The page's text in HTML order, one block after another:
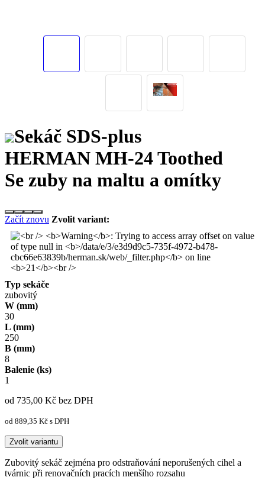
Sekáč SDS-plus
HERMAN MH-24 Toothed
Se zuby na maltu a omítky
Začít znovu Zvolit variant:
Typ sekáče
zubovitý
W (mm)
30
L (mm)
250
B (mm)
8
Balenie (ks)
1
od 735,00 Kč bez DPH
od 889,35 Kč s DPH
Zvolit variantu
Zubovitý sekáč zejména pro odstraňování neporušených cihel a
tvárnic při renovačních pracích menšího rozsahu